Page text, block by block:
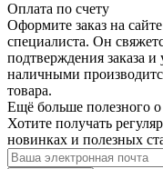
Оплата по счету
Оформите заказ на
специалиста. Он
подтверждения заказа
наличными
товара.
Ещё больше полезного о
Хотите получать
новинках и полезных